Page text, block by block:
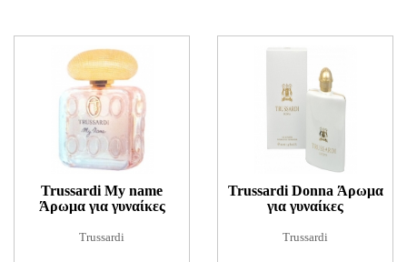
Trussardi My name
Άρωμα για γυναίκες
Trussardi
Trussardi Donna Άρωμα
για γυναίκες
Trussardi